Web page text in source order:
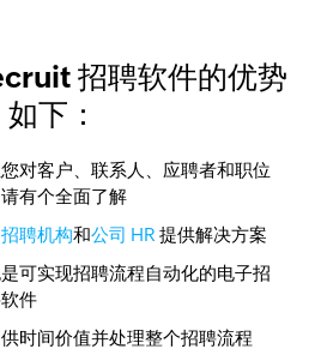
招聘软件的优势
如下：
对客户、联系人、应聘者和职位
有个全面了解
招聘机构和公司 HR 提供解决方案
可实现招聘流程自动化的电子招
件
时间价值并处理整个招聘流程